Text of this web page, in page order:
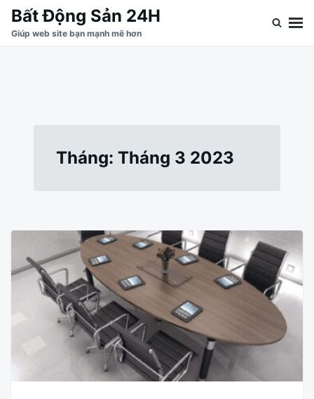
Nhảy
đến
Tìm
kiếm
Bất Động Sản 24H
Giúp web site bạn mạnh mẽ hơn
Tháng: Tháng 3 2023